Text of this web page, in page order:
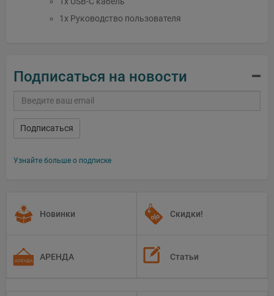
1x Руководство пользователя
Подписаться на новости
Подписаться
Узнайте больше о подписке
Новинки Скидки!
АРЕНДА Статьи